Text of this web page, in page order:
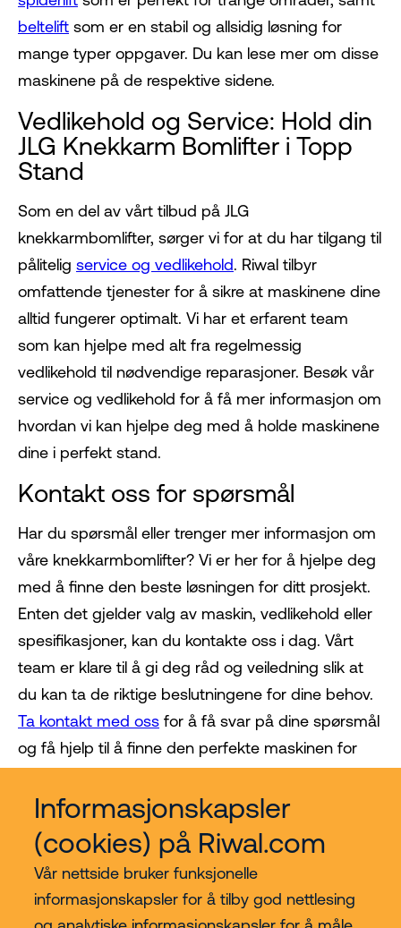
Informasjonskapsler
(cookies) på Riwal.com
Vår nettside bruker funksjonelle
informasjonskapsler for å tilby god nettlesing
beltelift som er en stabil og allsidig løsning for
mange typer oppgaver. Du kan lese mer om disse
maskinene på de respektive sidene.
Vedlikehold og Service: Hold din
JLG Knekkarm Bomlifter i Topp
Stand
Som en del av vårt tilbud på JLG
knekkarmbomlifter, sørger vi for at du har tilgang til
pålitelig service og vedlikehold. Riwal tilbyr
omfattende tjenester for å sikre at maskinene dine
alltid fungerer optimalt. Vi har et erfarent team
som kan hjelpe med alt fra regelmessig
vedlikehold til nødvendige reparasjoner. Besøk vår
service og vedlikehold for å få mer informasjon om
hvordan vi kan hjelpe deg med å holde maskinene
dine i perfekt stand.
Kontakt oss for spørsmål
Har du spørsmål eller trenger mer informasjon om
våre knekkarmbomlifter? Vi er her for å hjelpe deg
med å finne den beste løsningen for ditt prosjekt.
Enten det gjelder valg av maskin, vedlikehold eller
spesifikasjoner, kan du kontakte oss i dag. Vårt
team er klare til å gi deg råd og veiledning slik at
du kan ta de riktige beslutningene for dine behov.
Ta kontakt med oss for å få svar på dine spørsmål
og få hjelp til å finne den perfekte maskinen for